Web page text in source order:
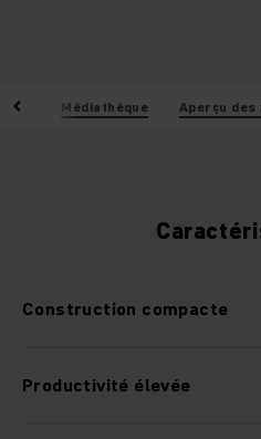
Médiathèque Aperçu des
Construction compacte
Productivité élevée